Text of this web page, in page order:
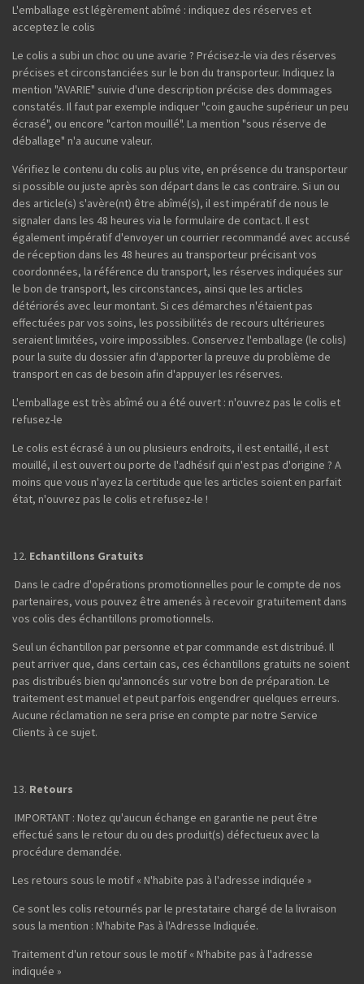
L'emballage est légèrement abîmé : indiquez des réserves et
acceptez le colis
Le colis a subi un choc ou une avarie ? Précisez-le via des réserves
précises et circonstanciées sur le bon du transporteur. Indiquez la
mention "AVARIE" suivie d'une description précise des dommages
constatés. Il faut par exemple indiquer "coin gauche supérieur un peu
écrasé", ou encore "carton mouillé". La mention "sous réserve de
déballage" n'a aucune valeur.
Vérifiez le contenu du colis au plus vite, en présence du transporteur
si possible ou juste après son départ dans le cas contraire. Si un ou
des article(s) s'avère(nt) être abîmé(s), il est impératif de nous le
signaler dans les 48 heures via le formulaire de contact. Il est
également impératif d'envoyer un courrier recommandé avec accusé
de réception dans les 48 heures au transporteur précisant vos
coordonnées, la référence du transport, les réserves indiquées sur
le bon de transport, les circonstances, ainsi que les articles
détériorés avec leur montant. Si ces démarches n'étaient pas
effectuées par vos soins, les possibilités de recours ultérieures
seraient limitées, voire impossibles. Conservez l'emballage (le colis)
pour la suite du dossier afin d'apporter la preuve du problème de
transport en cas de besoin afin d'appuyer les réserves.
L'emballage est très abîmé ou a été ouvert : n'ouvrez pas le colis et
refusez-le
Le colis est écrasé à un ou plusieurs endroits, il est entaillé, il est
mouillé, il est ouvert ou porte de l'adhésif qui n'est pas d'origine ? A
moins que vous n'ayez la certitude que les articles soient en parfait
état, n'ouvrez pas le colis et refusez-le !
Echantillons Gratuits
Dans le cadre d'opérations promotionnelles pour le compte de nos
partenaires, vous pouvez être amenés à recevoir gratuitement dans
vos colis des échantillons promotionnels.
Seul un échantillon par personne et par commande est distribué. Il
peut arriver que, dans certain cas, ces échantillons gratuits ne soient
pas distribués bien qu'annoncés sur votre bon de préparation. Le
traitement est manuel et peut parfois engendrer quelques erreurs.
Aucune réclamation ne sera prise en compte par notre Service
Clients à ce sujet.
Retours
IMPORTANT : Notez qu'aucun échange en garantie ne peut être
effectué sans le retour du ou des produit(s) défectueux avec la
procédure demandée.
Les retours sous le motif « N'habite pas à l'adresse indiquée »
Ce sont les colis retournés par le prestataire chargé de la livraison
sous la mention : N'habite Pas à l'Adresse Indiquée.
Traitement d'un retour sous le motif « N'habite pas à l'adresse
indiquée »